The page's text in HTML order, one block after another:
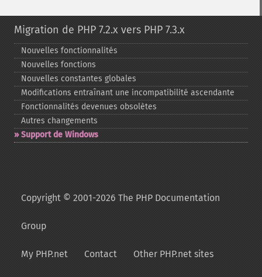
Migration de PHP 7.2.x vers PHP 7.3.x
Nouvelles fonctionnalités
Nouvelles fonctions
Nouvelles constantes globales
Modifications entraînant une incompatibilité ascendante
Fonctionnalités devenues obsolètes
Autres changements
Support de Windows
Copyright © 2001-2026 The PHP Documentation
Group
My PHP.net Contact Other PHP.net sites